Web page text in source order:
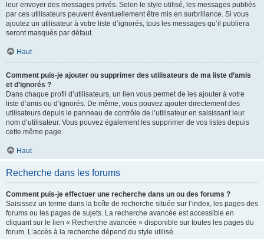
leur envoyer des messages privés. Selon le style utilisé, les messages publiés
par ces utilisateurs peuvent éventuellement être mis en surbrillance. Si vous
ajoutez un utilisateur à votre liste d’ignorés, tous les messages qu’il publiera
seront masqués par défaut.
Haut
Comment puis-je ajouter ou supprimer des utilisateurs de ma liste d’amis
et d’ignorés ?
Dans chaque profil d’utilisateurs, un lien vous permet de les ajouter à votre
liste d’amis ou d’ignorés. De même, vous pouvez ajouter directement des
utilisateurs depuis le panneau de contrôle de l’utilisateur en saisissant leur
nom d’utilisateur. Vous pouvez également les supprimer de vos listes depuis
cette même page.
Haut
Recherche dans les forums
Comment puis-je effectuer une recherche dans un ou des forums ?
Saisissez un terme dans la boîte de recherche située sur l’index, les pages des
forums ou les pages de sujets. La recherche avancée est accessible en
cliquant sur le lien « Recherche avancée » disponible sur toutes les pages du
forum. L’accès à la recherche dépend du style utilisé.